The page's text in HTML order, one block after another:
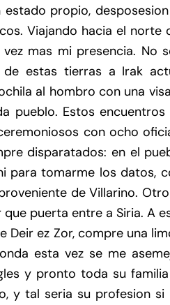
propio,
Viajando hacia el norte
mas mi presencia. No
estas tierras a Irak
al hombro con una
pueblo. Estos
con ocho
disparatados: en el
para tomarme los datos,
de Villarino.
puerta entre a Siria. A
Deir ez Zor, compre una
esta vez se me
y pronto toda su
y tal seria su profesion